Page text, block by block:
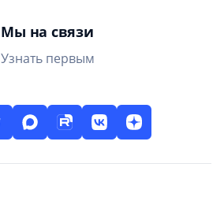
Мы на связи
Узнать первым